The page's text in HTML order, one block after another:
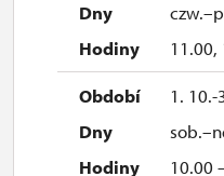
ndz.
10.00
11.00,
1. 10.-
10.00